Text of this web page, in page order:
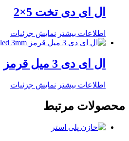
ال ای دی تخت 5×2
اطلاعات بیشتر نمایش جزئیات
ال ای دی 3 میل قرمز
اطلاعات بیشتر نمایش جزئیات
محصولات مرتبط